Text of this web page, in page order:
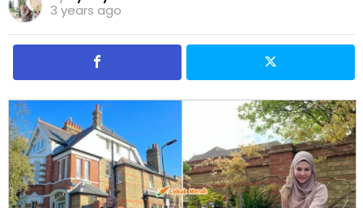
3 years ago